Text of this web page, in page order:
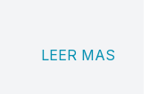
LEER MAS